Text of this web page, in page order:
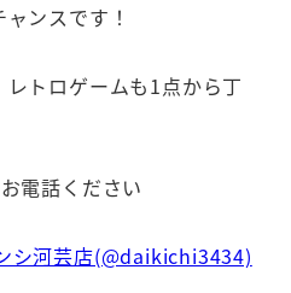
ンスです！
トロゲームも1点から丁
電話ください
シ河芸店(@daikichi3434)